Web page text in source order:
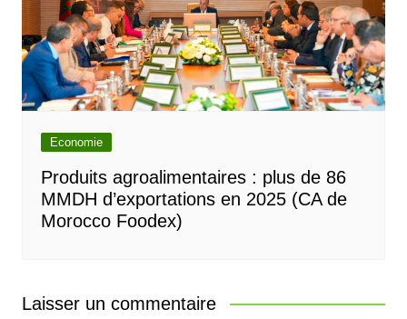
Economie
Produits agroalimentaires : plus de 86
MMDH d’exportations en 2025 (CA de
Morocco Foodex)
Laisser un commentaire